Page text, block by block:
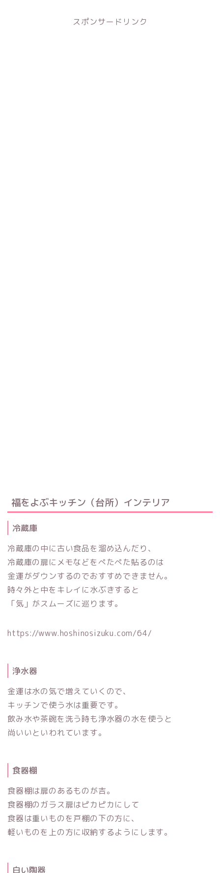
スポンサードリンク
福をよぶキッチン（台所）インテリア
冷蔵庫
冷蔵庫の中に古い食品を溜め込んだり、
冷蔵庫の扉にメモなどをぺたぺた貼るのは
金運がダウンするのでおすすめできません。
時々外と中をキレイに水ぶきすると
「気」がスムーズに巡ります。
https://www.hoshinosizuku.com/64/
浄水器
金運は水の気で増えていくので、
キッチンで使う水は重要です。
飲み水や茶碗を洗う時も浄水器の水を使うと
尚いいといわれています。
食器棚
食器棚は扉のあるものが吉。
食器棚のガラス扉はピカピカにして
食器は重いものを戸棚の下の方に、
軽いものを上の方に収納するようにします。
白い陶器